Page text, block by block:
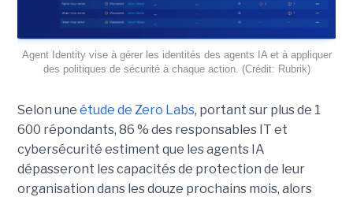
Agent Identity vise à gérer les identités des agents IA et à appliquer
des politiques de sécurité à chaque action. (Crédit: Rubrik)
Selon une étude de Zero Labs, portant sur plus de 1
600 répondants, 86 % des responsables IT et
cybersécurité estiment que les agents IA
dépasseront les capacités de protection de leur
organisation dans les douze prochains mois, alors